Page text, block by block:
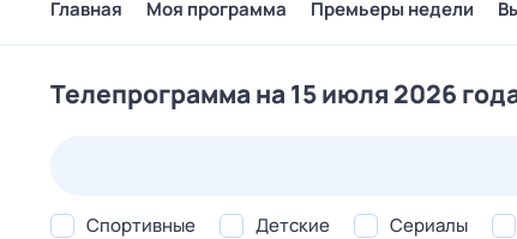
Главная Моя программа Премьеры недели
Телепрограмма на 15 июля 2026
Спортивные Детские Сериалы